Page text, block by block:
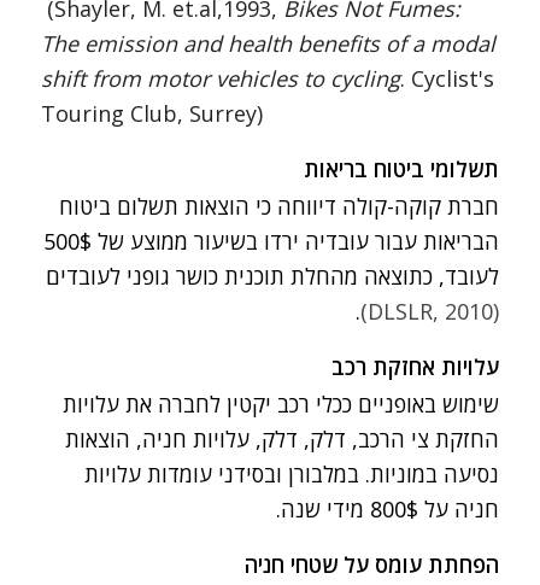
(Shayler, M. et.al,1993, Bikes Not Fumes:
The emission and health benefits of a modal
shift from motor vehicles to cycling. Cyclist's
Touring Club, Surrey)
תשלומי ביטוח בריאות
חברת קוקה-קולה דיווחה כי הוצאות תשלום ביטוח
הבריאות עבור עובדיה ירדו בשיעור ממוצע של 500$
לעובד, כתוצאה מהחלת תוכנית כושר גופני לעובדים
(DLSLR, 2010)
.
עלויות אחזקת רכב
שימוש באופניים ככלי רכב יקטין לחברה את עלויות
החזקת צי הרכב, דלק, דלק, עלויות חניה, הוצאות
נסיעה במוניות. במלבורן ובסידני עומדות עלויות
חניה על 800$ מידי שנה.
הפחתת עומס על שטחי חניה